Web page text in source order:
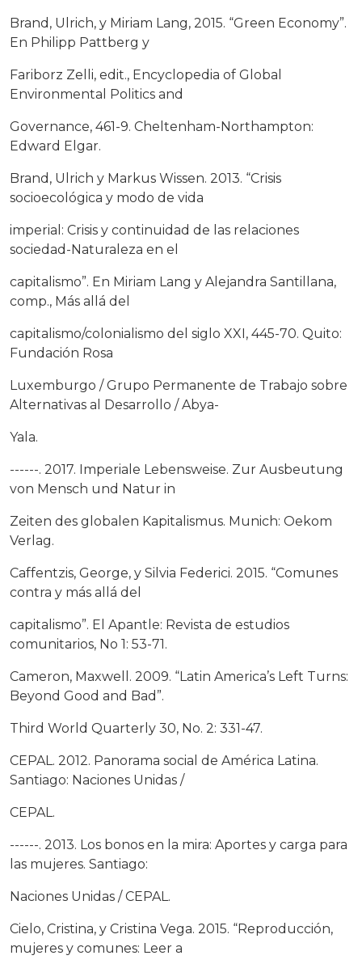
Brand, Ulrich, y Miriam Lang, 2015. “Green Economy”.
En Philipp Pattberg y
Fariborz Zelli, edit., Encyclopedia of Global
Environmental Politics and
Governance, 461-9. Cheltenham-Northampton:
Edward Elgar.
Brand, Ulrich y Markus Wissen. 2013. “Crisis
socioecológica y modo de vida
imperial: Crisis y continuidad de las relaciones
sociedad-Naturaleza en el
capitalismo”. En Miriam Lang y Alejandra Santillana,
comp., Más allá del
capitalismo/colonialismo del siglo XXI, 445-70. Quito:
Fundación Rosa
Luxemburgo / Grupo Permanente de Trabajo sobre
Alternativas al Desarrollo / Abya-
Yala.
------. 2017. Imperiale Lebensweise. Zur Ausbeutung
von Mensch und Natur in
Zeiten des globalen Kapitalismus. Munich: Oekom
Verlag.
Caffentzis, George, y Silvia Federici. 2015. “Comunes
contra y más allá del
capitalismo”. El Apantle: Revista de estudios
comunitarios, No 1: 53-71.
Cameron, Maxwell. 2009. “Latin America’s Left Turns:
Beyond Good and Bad”.
Third World Quarterly 30, No. 2: 331-47.
CEPAL. 2012. Panorama social de América Latina.
Santiago: Naciones Unidas /
CEPAL.
------. 2013. Los bonos en la mira: Aportes y carga para
las mujeres. Santiago:
Naciones Unidas / CEPAL.
Cielo, Cristina, y Cristina Vega. 2015. “Reproducción,
mujeres y comunes: Leer a